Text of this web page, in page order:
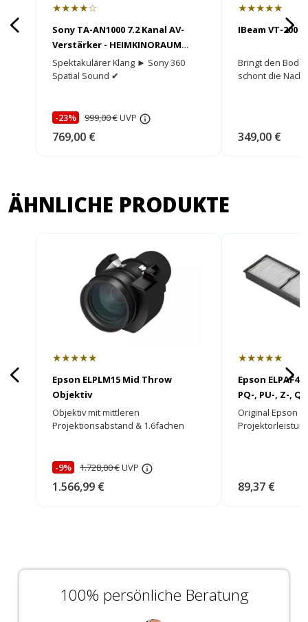
★★★★☆
Sony TA-AN1000 7.2 Kanal AV-
Verstärker - HEIMKINORAUM
Edition
Spektakulärer Klang ► Sony 360
Spatial Sound ✔
-23% 999,00 €UVP
769,00 €
★★★★★
IBeam VT-200
Bringt den
schont die
349,00 €
ÄHNLICHE PRODUKTE
★★★★★
Epson ELPLM15 Mid Throw
Objektiv
Objektiv mit mittleren
Projektionsabstand & 1.6fachen
-9% 1.728,00 €UVP
1.566,99 €
★★★★★
Epson
PQ-, PU-, Z-,
Original Epson
89,37 €
100% persönliche Beratung